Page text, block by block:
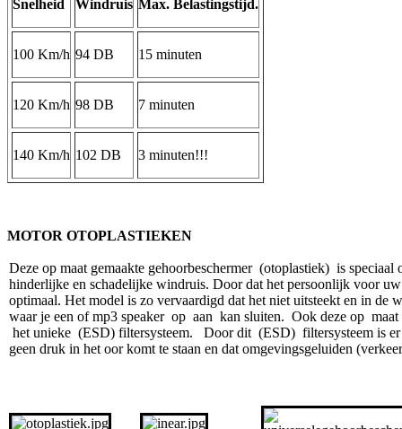
Snelheid Windruis Max. Belastingstijd.
100 Km/h 94 DB 15 minuten
120 Km/h 98 DB 7 minuten
140 Km/h 102 DB 3 minuten!!!
MOTOR OTOPLASTIEKEN
Deze op maat gemaakte gehoorbeschermer (otoplastiek) is
hinderlijke en schadelijke windruis. Door dat het persoonlijk voor
optimaal. Het model is zo vervaardigd dat het niet uitsteekt en in de
waar je een of mp3 speaker op aan kan sluiten. Ook deze op
het unieke (ESD) filtersysteem. Door dit (ESD) filtersysteem is er
geen druk in het oor komt te staan en dat omgevingsgeluiden